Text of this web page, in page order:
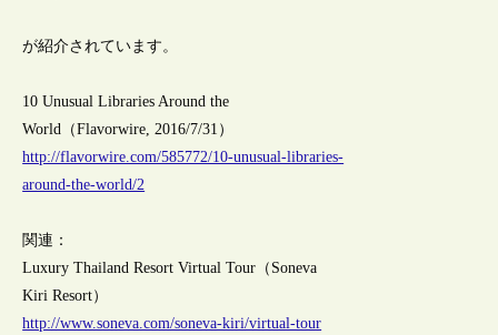
が紹介されています。
10 Unusual Libraries Around the
World（Flavorwire, 2016/7/31）
http://flavorwire.com/585772/10-unusual-libraries-
around-the-world/2
関連：
Luxury Thailand Resort Virtual Tour（Soneva
Kiri Resort）
http://www.soneva.com/soneva-kiri/virtual-tour